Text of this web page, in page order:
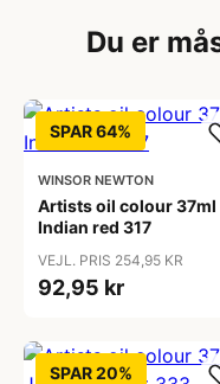
Du er
SPAR 64%
WINSOR NEWTON
Artists oil colour 37ml
Indian red 317
VEJL. PRIS 254,95 KR
92,95 kr
SPAR 20%